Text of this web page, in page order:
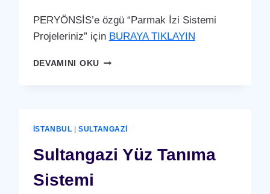
PERYÖNSİS’e özgü “Parmak İzi Sistemi
Projeleriniz” için BURAYA TIKLAYIN
DEVAMINI OKUSULTANGAZI
İSTANBUL |SULTANGAZI
Sultangazi Yüz Tanıma
Sistemi